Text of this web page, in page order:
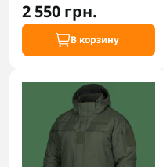
2 550 грн.
В корзину